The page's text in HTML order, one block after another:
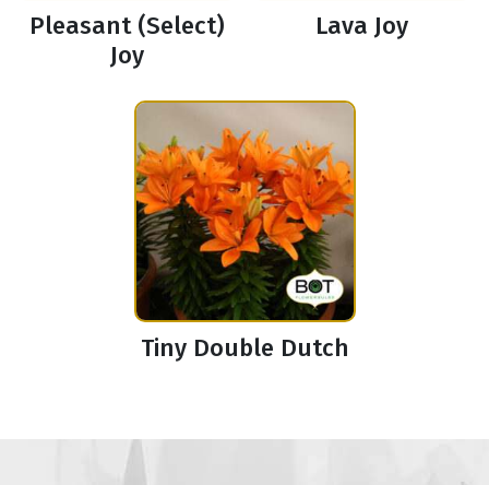
Pleasant (Select)
Joy
Lava Joy
Tiny Double Dutch